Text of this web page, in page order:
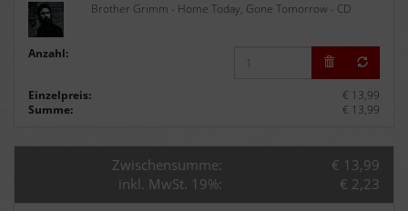
Brother Grimm - Home Today, Gone Tomorrow - CD
Anzahl:
Einzelpreis:
€ 13,99
Summe:
€ 13,99
Zwischensumme:
€ 13,99
inkl. MwSt. 19%:
€ 2,23